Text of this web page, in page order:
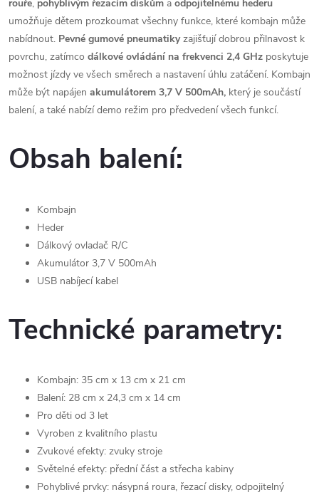
rouře, pohyblivým řezacím diskům a odpojitelnému hederu
umožňuje dětem prozkoumat všechny funkce, které kombajn může
nabídnout. Pevné gumové pneumatikyzajišťují dobrou přilnavost k
povrchu, zatímco dálkové ovládání na frekvenci 2,4 GHz poskytuje
možnost jízdy ve všech směrech a nastavení úhlu zatáčení. Kombajn
může být napájen akumulátorem 3,7 V 500mAh, který je součástí
balení, a také nabízí demo režim pro předvedení všech funkcí.
Obsah balení:
Kombajn
Heder
Dálkový ovladač R/C
Akumulátor 3,7 V 500mAh
USB nabíjecí kabel
Technické parametry:
Kombajn: 35 cm x 13 cm x 21 cm
Balení: 28 cm x 24,3 cm x 14 cm
Pro děti od 3 let
Vyroben z kvalitního plastu
Zvukové efekty: zvuky stroje
Světelné efekty: přední část a střecha kabiny
Pohyblivé prvky: násypná roura, řezací disky, odpojitelný